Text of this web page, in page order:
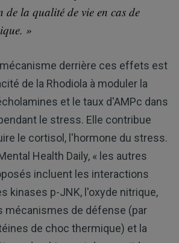
la qualité de vie en cas de
»
derrière ces effets est
de la Rhodiola à moduler la
et le taux d'AMPc dans
le stress. Elle contribue
le cortisol, l'hormone du stress.
Health Daily, « les autres
incluent les interactions
kinases p-JNK, l'oxyde nitrique,
mécanismes de défense (par
de choc thermique) et la